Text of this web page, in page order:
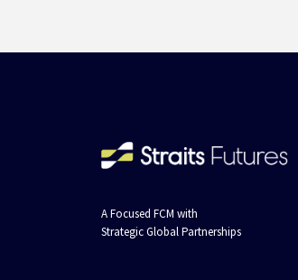
A Focused FCM with
Strategic Global Partnerships